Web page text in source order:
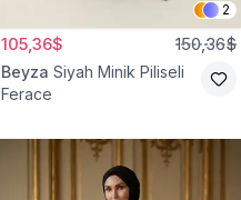
2
105,36$ 150,36$
Beyza Siyah Minik Piliseli
Ferace